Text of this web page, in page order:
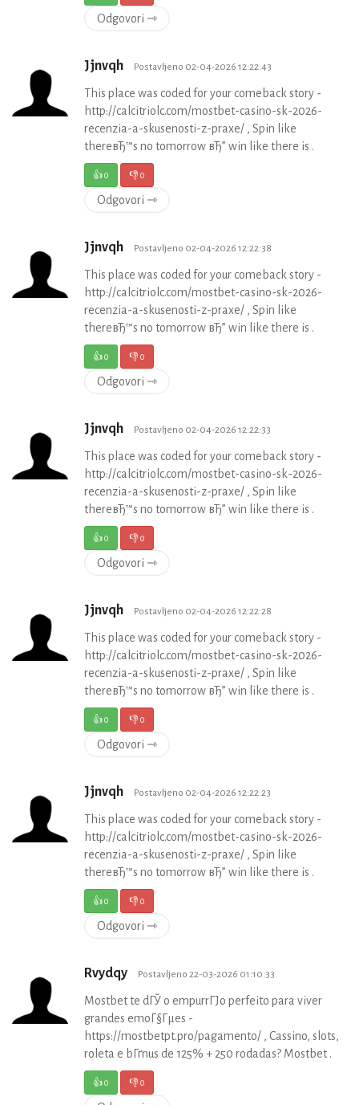
Odgovori ⇾
Jjnvqh Postavljeno 02-04-2026 12:22:43
This place was coded for your comeback story -
http://calcitriolc.com/mostbet-casino-sk-2026-
recenzia-a-skusenosti-z-praxe/ , Spin like
thereвЂ™s no tomorrow вЂ” win like there is .
👍0 👎0
Odgovori ⇾
Jjnvqh Postavljeno 02-04-2026 12:22:38
This place was coded for your comeback story -
http://calcitriolc.com/mostbet-casino-sk-2026-
recenzia-a-skusenosti-z-praxe/ , Spin like
thereвЂ™s no tomorrow вЂ” win like there is .
👍0 👎0
Odgovori ⇾
Jjnvqh Postavljeno 02-04-2026 12:22:33
This place was coded for your comeback story -
http://calcitriolc.com/mostbet-casino-sk-2026-
recenzia-a-skusenosti-z-praxe/ , Spin like
thereвЂ™s no tomorrow вЂ” win like there is .
👍0 👎0
Odgovori ⇾
Jjnvqh Postavljeno 02-04-2026 12:22:28
This place was coded for your comeback story -
http://calcitriolc.com/mostbet-casino-sk-2026-
recenzia-a-skusenosti-z-praxe/ , Spin like
thereвЂ™s no tomorrow вЂ” win like there is .
👍0 👎0
Odgovori ⇾
Jjnvqh Postavljeno 02-04-2026 12:22:23
This place was coded for your comeback story -
http://calcitriolc.com/mostbet-casino-sk-2026-
recenzia-a-skusenosti-z-praxe/ , Spin like
thereвЂ™s no tomorrow вЂ” win like there is .
👍0 👎0
Odgovori ⇾
Rvydqy Postavljeno 22-03-2026 01:10:33
Mostbet te dГЎ o empurrГЈo perfeito para viver
grandes emoГ§Гµes -
https://mostbetpt.pro/pagamento/ , Cassino, slots,
roleta e bГґnus de 125% + 250 rodadas? Mostbet .
👍0 👎0